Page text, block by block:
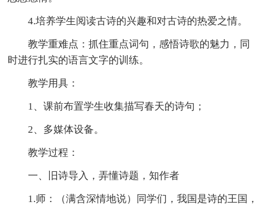
4.培养学生阅读古诗的兴趣和对古诗的热爱之情。
教学重难点：抓住重点词句，感悟诗歌的魅力，同
时进行扎实的语言文字的训练。
教学用具：
1、课前布置学生收集描写春天的诗句；
2、多媒体设备。
教学过程：
一、旧诗导入，弄懂诗题，知作者
1.师：（满含深情地说）同学们，我国是诗的王国，